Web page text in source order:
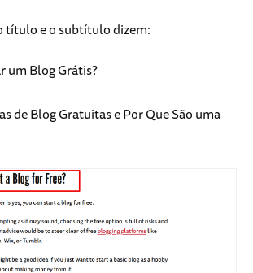
título e o subtítulo dizem:
um Blog Grátis?
de Blog Gratuitas e Por Que São uma